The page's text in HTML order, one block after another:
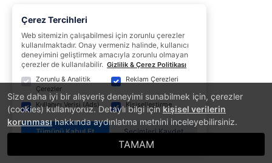
Size daha iyi bir alışveriş deneyimi sunabilmek için, çerezler
(cookies) kullanıyoruz. Detaylı bilgi içinkişisel verilerin
korunmasıhakkında aydınlatma metnini inceleyebilirsiniz.
TAMAM
Çerez Tercihleri
Web sitemizin çalışabilmesi için zorunlu çerezler
kullanılmaktadır. Onay vermeniz halinde, kullanıcı
deneyimini geliştirmek amacıyla zorunlu olmayan
çerezler de kullanılabilir. Gizlilik & Çerez Politikası
Zorunlu & Analitik
Çerezler
Reklam Çerezleri
Kullanıcı Verisi (Ads) Kişiselleştirme
Tümünü Kabul Et Seçimleri Kaydet